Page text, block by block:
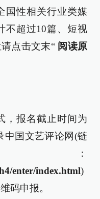
国性相关行业类媒
不超过10篇、短视
点击文末“阅读原
，报名截止时间为
中国文艺评论网(链
enter/index.html)
码申报。